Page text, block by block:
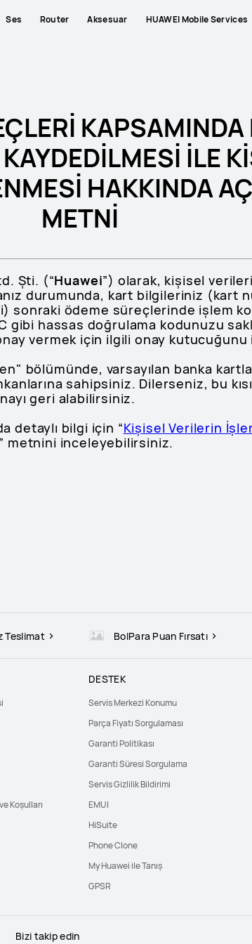
Ses Router Aksesuar HUAWEI Mobile Services
KAPSAMINDA
İLE
HAKKINDA
METNİ
Şti. (“Huawei”) olarak, kişisel
durumunda, kart bilgileriniz (kart
sonraki ödeme süreçlerinde işlem
gibi hassas doğrulama kodunuzu
vermek için ilgili onay
bölümünde, varsayılan banka
sahipsiniz. Dilerseniz, bu
geri alabilirsiniz.
detaylı bilgi için “Kişisel Verilerin
” metnini inceleyebilirsiniz.
Teslimat BolPara Puan Fırsatı
Koşulları
DESTEK
Servis Merkezi Konumu
Parça Fiyatı Sorgulaması
Garanti Politikası
Garanti Süresi Sorgulama
Servis Gizlilik Bildirimi
EMUI
HiSuite
Phone Clone
My Huawei ile Tanış
GPSR
Bizi takip edin